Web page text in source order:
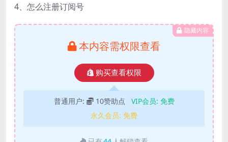
4、怎么注册订阅号
隐藏内容
本内容需权限查看
购买查看权限
普通用户: 10赞助点 VIP会员: 免费
永久会员: 免费